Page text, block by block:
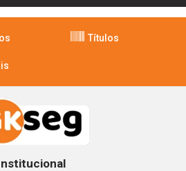
Títulos